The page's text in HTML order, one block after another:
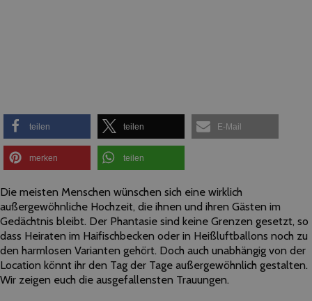
teilen teilen E-Mail
merken teilen
Die meisten Menschen wünschen sich eine wirklich
außergewöhnliche Hochzeit, die ihnen und ihren Gästen im
Gedächtnis bleibt. Der Phantasie sind keine Grenzen gesetzt, so
dass Heiraten im Haifischbecken oder in Heißluftballons noch zu
den harmlosen Varianten gehört. Doch auch unabhängig von der
Location könnt ihr den Tag der Tage außergewöhnlich gestalten.
Wir zeigen euch die ausgefallensten Trauungen.